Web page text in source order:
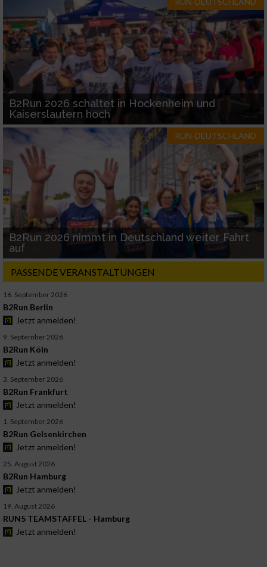
B2Run 2026 schaltet in Hockenheim und
Kaiserslautern hoch
RUN-DEUTSCHLAND
B2Run 2026 nimmt in Deutschland weiter Fahrt
auf
PASSENDE VERANSTALTUNGEN
16. September 2026
B2Run Berlin
Jetzt anmelden!
9. September 2026
B2Run Köln
Jetzt anmelden!
3. September 2026
B2Run Frankfurt
Jetzt anmelden!
1. September 2026
B2Run Gelsenkirchen
Jetzt anmelden!
25. August 2026
B2Run Hamburg
Jetzt anmelden!
19. August 2026
RUN5 TEAMSTAFFEL - Hamburg
Jetzt anmelden!